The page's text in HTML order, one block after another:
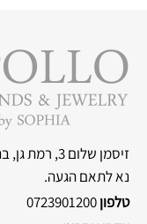
זיסמן שלום 3, רמת גן, בניין מכבי
נא לתאם הגעה.
טלפון0723901200